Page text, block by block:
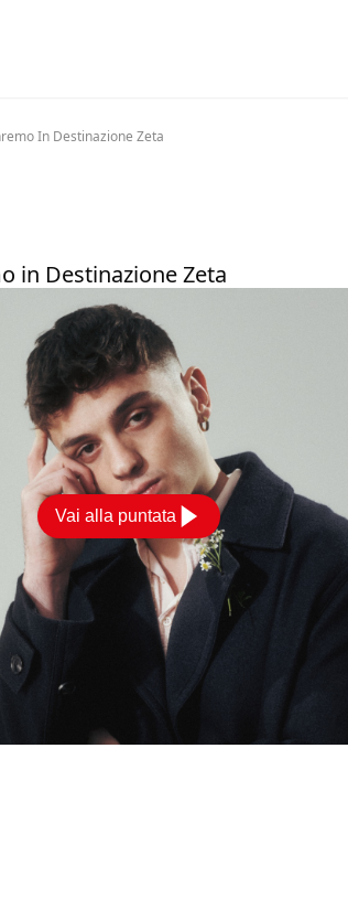
In Destinazione Zeta
in Destinazione Zeta
Vai alla puntata